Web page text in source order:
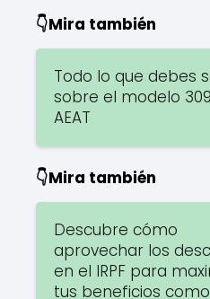
👇Mira también
Todo lo que debes
sobre el modelo
AEAT
👇Mira también
Descubre cómo
aprovechar los
en el IRPF para
tus beneficios como